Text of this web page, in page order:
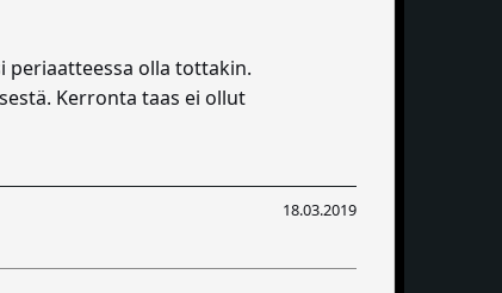
periaatteessa olla tottakin.
Kerronta taas ei ollut
18.03.2019